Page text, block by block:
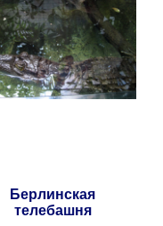
Берлинская
телебашня